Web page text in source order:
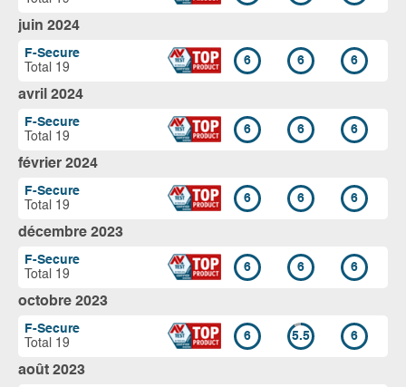
juin 2024
F-Secure
Total 19
6 6 6
avril 2024
F-Secure
Total 19
6 6 6
février 2024
F-Secure
Total 19
6 6 6
décembre 2023
F-Secure
Total 19
6 6 6
octobre 2023
F-Secure
Total 19
6 5.5 6
août 2023